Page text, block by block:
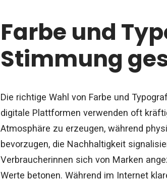
Farbe und
Stimmung
Die richtige Wahl von Farbe und
digitale Plattformen verwenden oft
Atmosphäre zu erzeugen, während
bevorzugen, die Nachhaltigkeit
Verbraucherinnen sich von Marken
Werte betonen. Während im Internet